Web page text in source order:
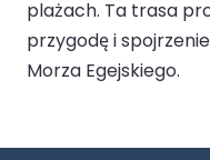
plażach. Ta trasa
przygodę i
Morza Egejskiego.